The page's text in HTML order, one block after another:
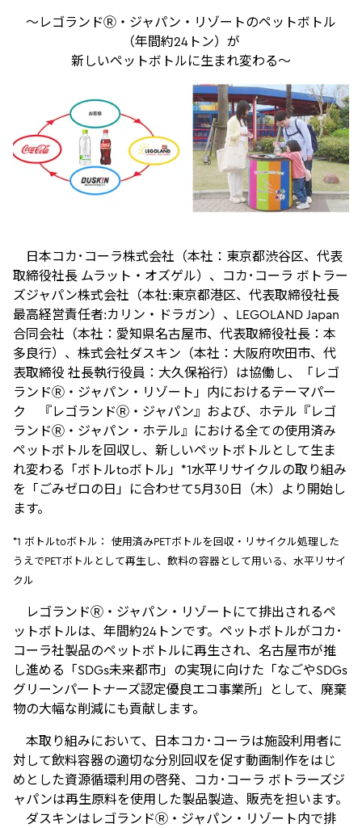
～レゴランドⓇ・ジャパン・リゾートのペットボトル
（年間約24トン）が
新しいペットボトルに生まれ変わる～
日本コカ･コーラ株式会社（本社：東京都渋谷区、代表
取締役社長 ムラット・オズゲル）、コカ･コーラ ボトラー
ズジャパン株式会社（本社:東京都港区、代表取締役社長
最高経営責任者:カリン・ドラガン）、LEGOLAND Japan
合同会社（本社：愛知県名古屋市、代表取締役社長：本
多良行）、株式会社ダスキン（本社：大阪府吹田市、代
表取締役 社長執行役員：大久保裕行）は協働し、「レゴ
ランドⓇ・ジャパン・リゾート」内におけるテーマパー
ク 『レゴランドⓇ・ジャパン』および、ホテル『レゴ
ランドⓇ・ジャパン・ホテル』における全ての使用済み
ペットボトルを回収し、新しいペットボトルとして生ま
れ変わる「ボトルtoボトル」*1水平リサイクルの取り組み
を「ごみゼロの日」に合わせて5月30日（木）より開始し
ます。
*1 ボトルtoボトル： 使用済みPETボトルを回収・リサイクル処理した
うえでPETボトルとして再生し、飲料の容器として用いる、水平リサイ
クル
レゴランドⓇ・ジャパン・リゾートにて排出されるペ
ットボトルは、年間約24トンです。ペットボトルがコカ･
コーラ社製品のペットボトルに再生され、名古屋市が推
し進める「SDGs未来都市」の実現に向けた「なごやSDGs
グリーンパートナーズ認定優良エコ事業所」として、廃棄
物の大幅な削減にも貢献します。
本取り組みにおいて、日本コカ･コーラは施設利用者に
対して飲料容器の適切な分別回収を促す動画制作をはじ
めとした資源循環利用の啓発、コカ･コーラ ボトラーズジ
ャパンは再生原料を使用した製品製造、販売を担います。
ダスキンはレゴランドⓇ・ジャパン・リゾート内で排